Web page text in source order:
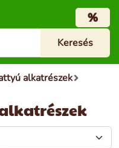
%
alkatrészek